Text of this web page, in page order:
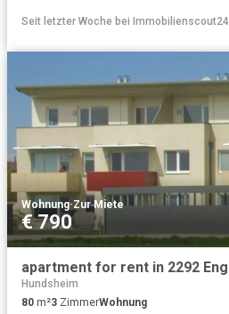
Seit letzter Woche bei Immobilienscout24
Wohnung·Zur Miete
€ 790
Hundsheim
80 m²3 ZimmerWohnung